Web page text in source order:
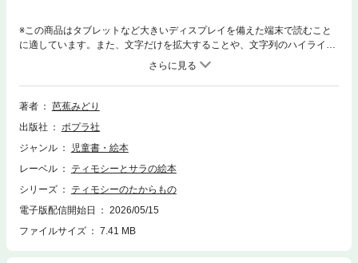
※この商品はタブレットなど大きいディスプレイを備えた端末で読むこと
に適しています。また、文字だけを拡大することや、文字列のハイライ
ト、検索、辞書の参照、引用などの機能が使用できません。ティモシーと
サラは、川で自分のつくった水車をまわしていましたが、ティモシーのだ
けはまわりません。心にのこる宝物はなんでしょう。
著者
芭蕉みどり
出版社
ポプラ社
ジャンル
児童書・絵本
レーベル
ティモシーとサラの絵本
シリーズ
ティモシーのたからもの
電子版配信開始日
2026/05/15
ファイルサイズ
7.41 MB